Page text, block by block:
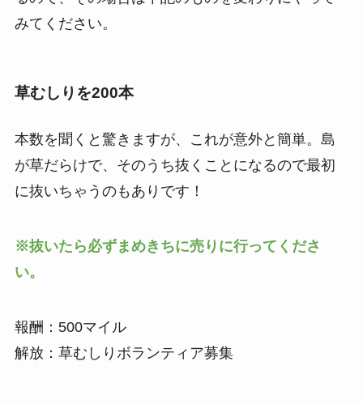
みてください。
草むしりを200本
本数を聞くと驚きますが、これが意外と簡単。島
が草だらけで、そのうち抜くことになるので最初
に抜いちゃうのもありです！
※抜いたら必ずまめきちに売りに行ってくださ
い。
報酬：500マイル
解放：草むしりボランティア募集